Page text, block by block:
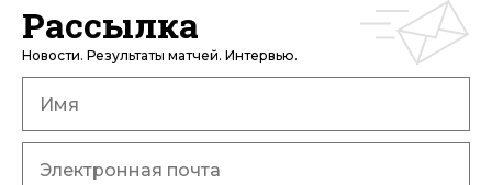
Рассылка
Новости. Результаты матчей. Интервью.